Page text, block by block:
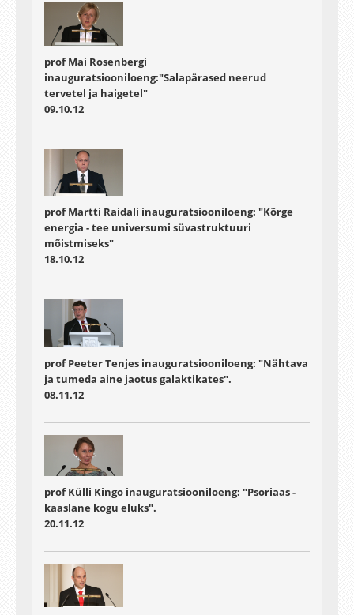
prof Mai Rosenbergi
inauguratsiooniloeng:"Salapärased neerud
tervetel ja haigetel"
09.10.12
prof Martti Raidali inauguratsiooniloeng: "Kõrge
energia - tee universumi süvastruktuuri
mõistmiseks"
18.10.12
prof Peeter Tenjes inauguratsiooniloeng: "Nähtava
ja tumeda aine jaotus galaktikates".
08.11.12
prof Külli Kingo inauguratsiooniloeng: "Psoriaas -
kaaslane kogu eluks".
20.11.12